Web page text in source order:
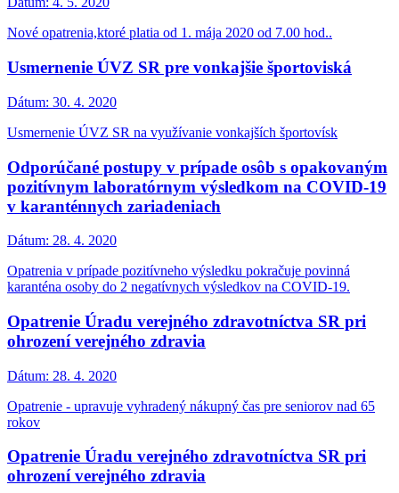
Nové opatrenia,ktoré platia od 1. mája 2020 od 7.00 hod..
Usmernenie ÚVZ SR pre vonkajšie športoviská
Dátum: 30. 4. 2020
Usmernenie ÚVZ SR na využívanie vonkajších športovísk
Odporúčané postupy v prípade osôb s opakovaným
pozitívnym laboratórnym výsledkom na COVID-19
v karanténnych zariadeniach
Dátum: 28. 4. 2020
Opatrenia v prípade pozitívneho výsledku pokračuje povinná
karanténa osoby do 2 negatívnych výsledkov na COVID-19.
Opatrenie Úradu verejného zdravotníctva SR pri
ohrození verejného zdravia
Dátum: 28. 4. 2020
Opatrenie - upravuje vyhradený nákupný čas pre seniorov nad 65
rokov
Opatrenie Úradu verejného zdravotníctva SR pri
ohrození verejného zdravia